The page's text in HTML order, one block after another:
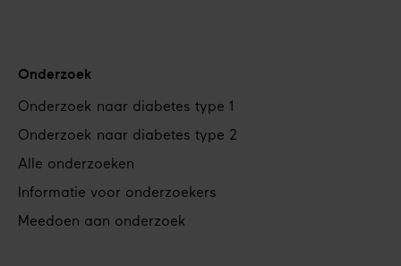
Onderzoek
Onderzoek naar diabetes type 1
Onderzoek naar diabetes type 2
Alle onderzoeken
Informatie voor onderzoekers
Meedoen aan onderzoek